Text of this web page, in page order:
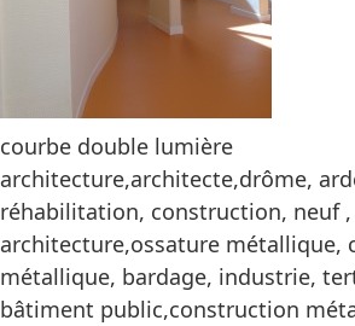
courbe double lumière
architecture,architecte,drôme,
réhabilitation, construction, neuf
architecture,ossature métallique,
métallique, bardage, industrie,
bâtiment public,construction